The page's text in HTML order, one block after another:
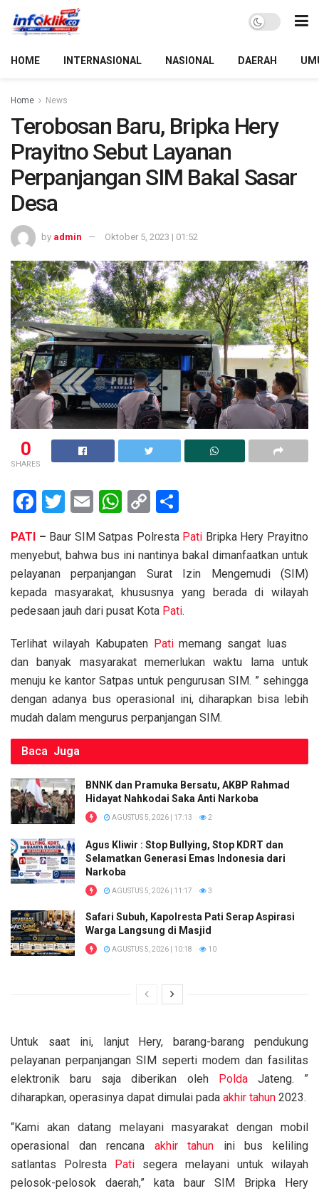
HOME INTERNASIONAL NASIONAL DAERAH
Home News
Terobosan Baru, Bripka Hery
Prayitno Sebut Layanan
Perpanjangan SIM Bakal Sasar
Desa
by admin Oktober 5, 2023 | 01:52
0
SHARES
F
ce
b
o
o
k
T
tt
er
E
ail
W
at
s
A
p
p
C
py
Li
n
k
ar
e
PATI – Baur SIM Satpas Polresta Pati Bripka Hery Prayitno
menyebut, bahwa bus ini nantinya bakal dimanfaatkan untuk
pelayanan perpanjangan Surat Izin Mengemudi (SIM)
kepada masyarakat, khususnya yang berada di wilayah
pedesaan jauh dari pusat Kota Pati.
Terlihat wilayah Kabupaten Patimemang sangat luas
dan banyak masyarakat memerlukan waktu lama untuk
menuju ke kantor Satpas untuk pengurusan SIM. ” sehingga
dengan adanya bus operasional ini, diharapkan bisa lebih
mudah dalam mengurus perpanjangan SIM.
Baca Juga
BNNK dan Pramuka Bersatu, AKBP Rahmad
Hidayat Nahkodai Saka Anti Narkoba
AGUSTUS 5, 2026 | 17:13 2
Agus Kliwir : Stop Bullying, Stop KDRT dan
Selamatkan Generasi Emas Indonesia dari
Narkoba
AGUSTUS 5, 2026 | 11:17 3
Safari Subuh, Kapolresta Pati Serap Aspirasi
Warga Langsung di Masjid
AGUSTUS 5, 2026 | 10:18 10
Untuk saat ini, lanjut Hery, barang-barang pendukung
pelayanan perpanjangan SIM seperti modem dan fasilitas
elektronik baru saja diberikan oleh
PoldaJateng. ”
diharapkan, operasinya dapat dimulai pada akhir tahun 2023.
“Kami akan datang melayani masyarakat dengan mobil
operasional dan rencana akhir tahun ini bus keliling
satlantas Polresta
Pati segera melayani untuk wilayah
pelosok-pelosok daerah,” kata baur SIM Bripka Hery